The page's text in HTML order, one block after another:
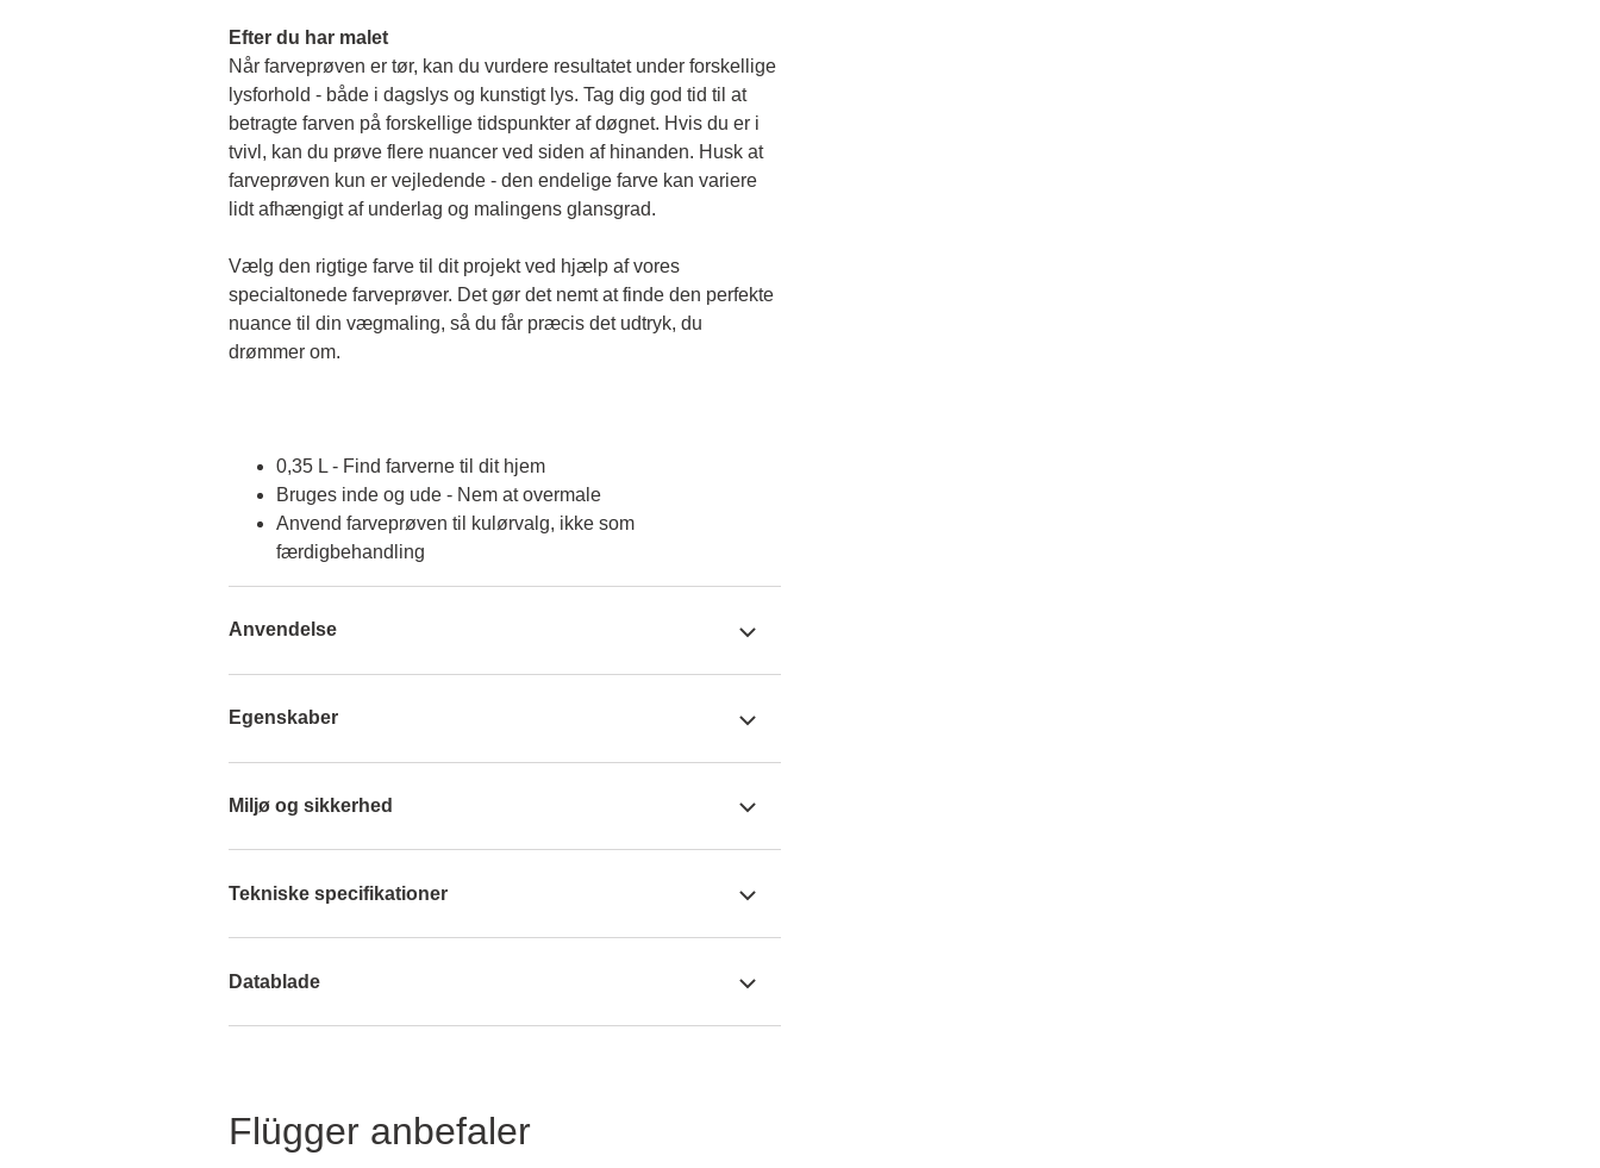
Efter du har malet
Når farveprøven er tør, kan du vurdere resultatet under forskellige
lysforhold - både i dagslys og kunstigt lys. Tag dig god tid til at
betragte farven på forskellige tidspunkter af døgnet. Hvis du er i
tvivl, kan du prøve flere nuancer ved siden af hinanden. Husk at
farveprøven kun er vejledende - den endelige farve kan variere
lidt afhængigt af underlag og malingens glansgrad.
Vælg den rigtige farve til dit projekt ved hjælp af vores
specialtonede farveprøver. Det gør det nemt at finde den perfekte
nuance til din vægmaling, så du får præcis det udtryk, du
drømmer om.
0,35 L - Find farverne til dit hjem
Bruges inde og ude - Nem at overmale
Anvend farveprøven til kulørvalg, ikke som
færdigbehandling
Anvendelse
Egenskaber
Miljø og sikkerhed
Tekniske specifikationer
Datablade
Flügger anbefaler